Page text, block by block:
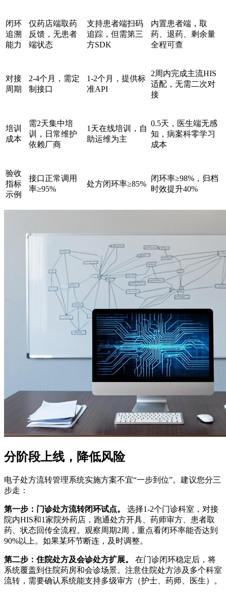
闭环
追溯
能力
仅药店端取药
反馈，无患者
端状态
支持患者端扫码
追踪，但需第三
方SDK
内置患者端，取
药、退药、剩余量
全程可查
对接
周期
2-4个月，需定
制接口
1-2个月，提供标
准API
2周内完成主流HIS
适配，无需二次对
接
培训
成本
需2天集中培
训，日常维护
依赖厂商
1天在线培训，自
助运维为主
0.5天，医生端无感
知，病案科零学习
成本
验收
指标
示例
接口正常调用
率≥95%
处方闭环率≥85%
闭环率≥98%，归档
时效提升40%
分阶段上线，降低风险
电子处方流转管理系统实施方案不宜“一步到位”。建议您分三
步走：
第一步：门诊处方流转闭环试点。
选择1-2个门诊科室，对接
院内HIS和1家院外药店，跑通处方开具、药师审方、患者取
药、状态回传全流程。观察周期2周，重点看闭环率能否达到
90%以上。如果某环节断连，及时调整。
第二步：住院处方及会诊处方扩展。
在门诊闭环稳定后，将
系统覆盖到住院药房和会诊场景。注意住院处方涉及多个科室
流转，需要确认系统能支持多级审方（护士、药师、医生）。